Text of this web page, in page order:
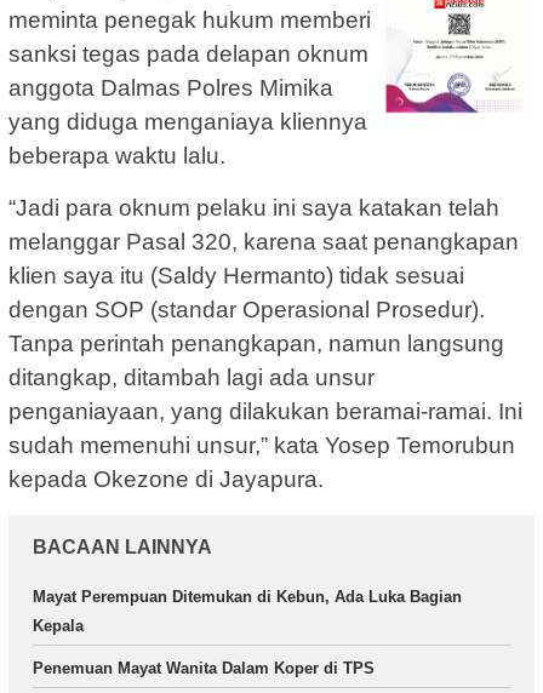
meminta penegak hukum memberi
sanksi tegas pada delapan oknum
anggota Dalmas Polres Mimika
yang diduga menganiaya kliennya
beberapa waktu lalu.
“Jadi para oknum pelaku ini saya katakan telah
melanggar Pasal 320, karena saat penangkapan
klien saya itu (Saldy Hermanto) tidak sesuai
dengan SOP (standar Operasional Prosedur).
Tanpa perintah penangkapan, namun langsung
ditangkap, ditambah lagi ada unsur
penganiayaan, yang dilakukan beramai-ramai. Ini
sudah memenuhi unsur,” kata Yosep Temorubun
kepada Okezone di Jayapura.
BACAAN LAINNYA
Mayat Perempuan Ditemukan di Kebun, Ada Luka Bagian
Kepala
Penemuan Mayat Wanita Dalam Koper di TPS